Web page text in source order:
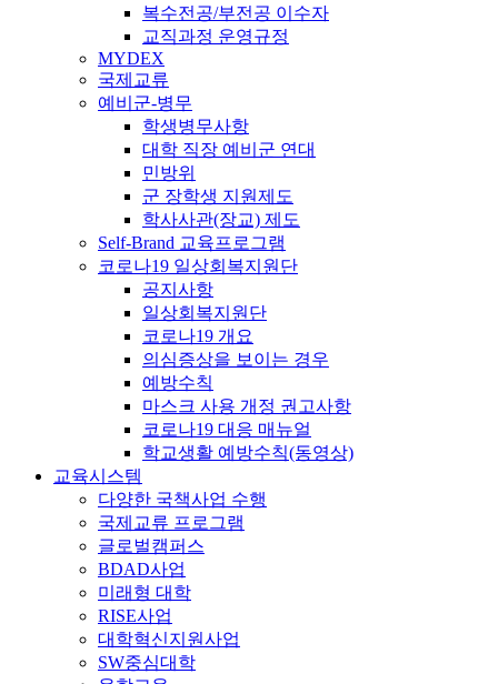
복수전공/부전공 이수자
교직과정 운영규정
MYDEX
국제교류
예비군-병무
학생병무사항
대학 직장 예비군 연대
민방위
군 장학생 지원제도
학사사관(장교) 제도
Self-Brand 교육프로그램
코로나19 일상회복지원단
공지사항
일상회복지원단
코로나19 개요
의심증상을 보이는 경우
예방수칙
마스크 사용 개정 권고사항
코로나19 대응 매뉴얼
학교생활 예방수칙(동영상)
교육시스템
다양한 국책사업 수행
국제교류 프로그램
글로벌캠퍼스
BDAD사업
미래형 대학
RISE사업
대학혁신지원사업
SW중심대학